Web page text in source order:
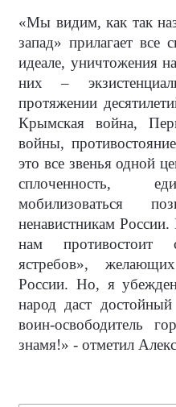
«Мы видим, как так
запад» прилагает все
идеале, уничтожения
них –
протяжении
Крымская война,
войны,
это все звенья одной
сплоченность,
мобилизоваться
ненавистникам
нам противостоит
ястребов»,
России. Но, я
народ даст
воин-освободитель
знамя!» - отметил